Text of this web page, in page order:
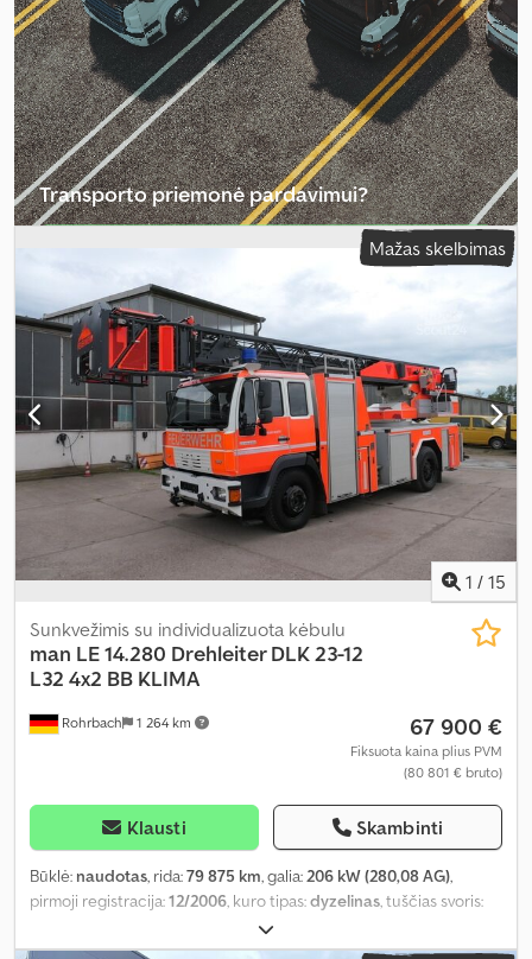
papildomi žibintai, priešrūkiniai žibintai, žemas triukšmo lygis,
Transporto priemonė pardavimui?
Mažas skelbimas
1 / 15
Rohrbach 1 264 km
Sunkvežimis su individualizuota kėbulu
man LE 14.280 Drehleiter DLK 23-12
L32 4x2 BB KLIMA
67 900 €
Fiksuota kaina plius PVM
(80 801 € bruto)
Klausti Skambinti
Būklė: naudotas, rida:79 875 km, galia:206 kW (280,08 AG),
pirmoji registracija:12/2006, kuro tipas:dyzelinas, tuščias svoris:
, didžiausias leistinas svoris:
15 000 kg, kita apžiūra (TÜV):11/2026, kuras:dyzelinas, spalva: